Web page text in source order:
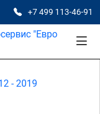
+7 499 113-46-91
- 2019